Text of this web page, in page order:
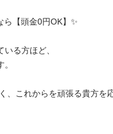
【頭金0円OK】✨
る方ほど、